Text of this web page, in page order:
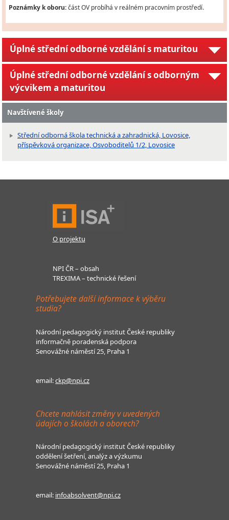
Poznámky k oboru:část OV probíhá v reálném pracovním prostředí.
Úplné střední odborné vzdělání s maturitou
Úplné střední odborné vzdělání s odborným
výcvikem a maturitou
Navštívené školy
Střední odborná škola technická a zahradnická, Lovosice,
příspěvková organizace, Osvoboditelů 1/2, Lovosice
O projektu
NPI ČR – obsah
TREXIMA – technické řešení
Potřebujete další informace k výběru
studia?
Národní pedagogický institut České republiky
informačně poradenská podpora
Senovážné náměstí 25, Praha 1
email:ckp@npi.cz
Chcete nahlásit změny v uvedených
údajích o školách a oborech?
Národní pedagogický institut České republiky
oddělení šetření, analýz a výzkumu
Senovážné náměstí 25, Praha 1
email: infoabsolvent@npi.cz